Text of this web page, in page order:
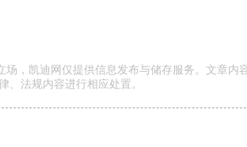
，凯迪网仅提供信息发布与储存服务。文章内
、法规内容进行相应处置。